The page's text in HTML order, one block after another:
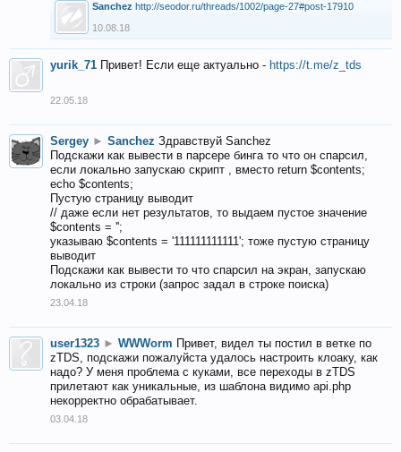
Sanchez http://seodor.ru/threads/1002/page-27#post-17910
10.08.18
yurik_71 Привет! Если еще актуально - https://t.me/z_tds
22.05.18
Sergey ► Sanchez Здравствуй Sanchez
Подскажи как вывести в парсере бинга то что он спарсил,
если локально запускаю скрипт , вместо return $contents;
echo $contents;
Пустую страницу выводит
// даже если нет результатов, то выдаем пустое значение
$contents = '';
указываю $contents = '111111111111'; тоже пустую страницу
выводит
Подскажи как вывести то что спарсил на экран, запускаю
локально из строки (запрос задал в строке поиска)
23.04.18
user1323 ► WWWorm Привет, видел ты постил в ветке по
zTDS, подскажи пожалуйста удалось настроить клоаку, как
надо? У меня проблема с куками, все переходы в zTDS
прилетают как уникальные, из шаблона видимо api.php
некорректно обрабатывает.
03.04.18